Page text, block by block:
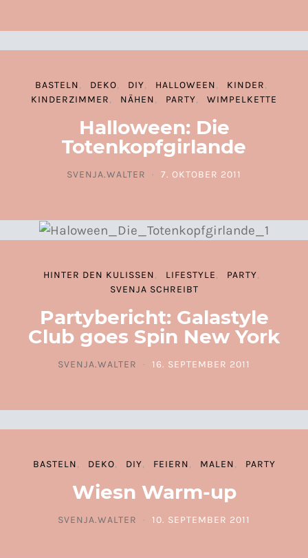
BASTELN DEKO DIY HALLOWEEN
KINDER
KINDERZIMMER
NÄHEN PARTY WIMPELKETTE
Halloween: Die
Totenkopfgirlande
SVENJA.WALTER
POSTED ON
7. OKTOBER 2011
HINTER DEN KULISSEN LIFESTYLE
PARTY
SVENJA SCHREIBT
Partybericht: Galastyle
Club goes Spin New York
SVENJA.WALTER
POSTED ON
16. SEPTEMBER 2011
BASTELN DEKO DIY FEIERN MALEN PARTY
Wiesn Warm-up
SVENJA.WALTER
POSTED ON
10. SEPTEMBER 2011